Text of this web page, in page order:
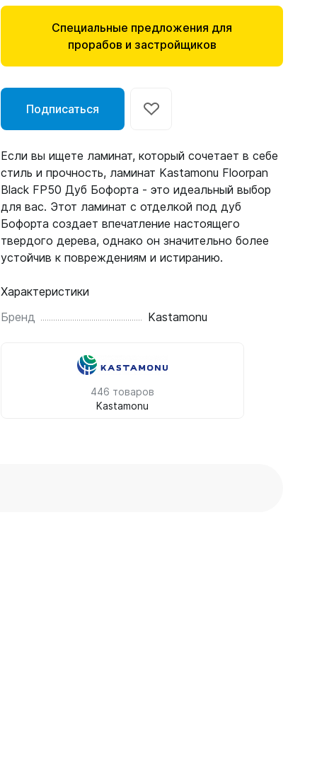
Специальные предложения для
прорабов и застройщиков
Подписаться
Если вы ищете ламинат, который сочетает в себе
стиль и прочность, ламинат Kastamonu Floorpan
Black FP50 Дуб Бофорта - это идеальный выбор
для вас. Этот ламинат с отделкой под дуб
Бофорта создает впечатление настоящего
твердого дерева, однако он значительно более
устойчив к повреждениям и истиранию.
Характеристики
Бренд
Kastamonu
446 товаров
Kastamonu